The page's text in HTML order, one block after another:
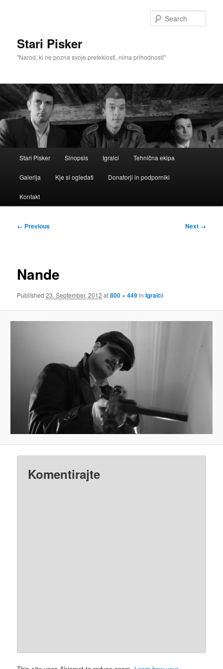
Stari Pisker
"Narod, ki ne pozna svoje preteklosti, nima prihodnosti"
Stari Pisker Sinopsis Igralci Tehnična ekipa
Galerija Kje si ogledati Donatorji in podporniki
Kontakt
Image
← Previous Next →
Nande
Published23. September, 2012 at800 × 449inIgralci
Komentirajte